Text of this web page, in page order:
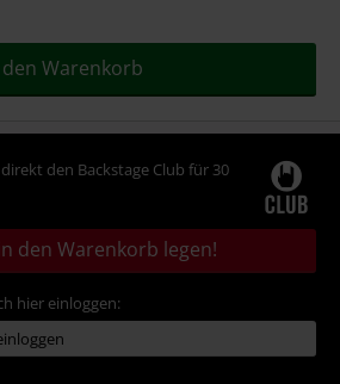
Warenkorb
den Backstage Club für 30
den Warenkorb legen!
hier einloggen: